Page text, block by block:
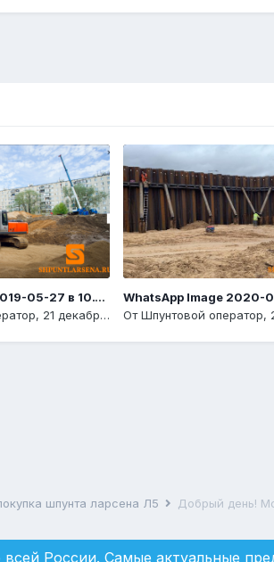
Снимок экрана 2019-05-27 в 10.13.19
, 21 декабря, 2020
ОтШпунтовой оператор,
шпунта ларсена Л5 Добрый день!
России. Самые актуальные